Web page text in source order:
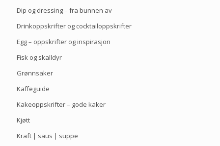
Dip og dressing – fra bunnen av
Drinkoppskrifter og cocktailoppskrifter
Egg – oppskrifter og inspirasjon
Fisk og skalldyr
Grønnsaker
Kaffeguide
Kakeoppskrifter – gode kaker
Kjøtt
Kraft | saus | suppe